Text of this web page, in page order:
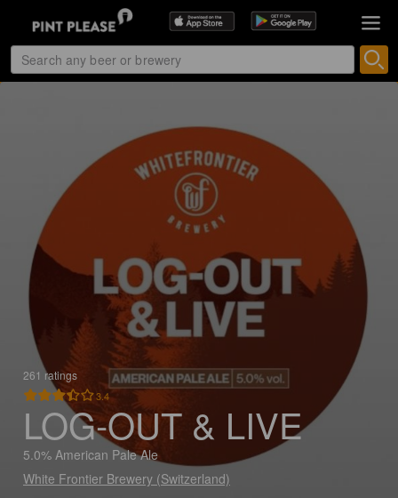
261 ratings
3.4
LOG-OUT & LIVE
5.0% American Pale Ale
White Frontier Brewery (Switzerland)